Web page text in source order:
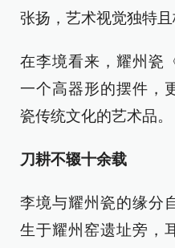
张扬，艺术视觉独特且
在李境看来，耀州瓷
一个高器形的摆件，
瓷传统文化的艺术品。
刀耕不辍十余载
李境与耀州瓷的缘分
生于耀州窑遗址旁，